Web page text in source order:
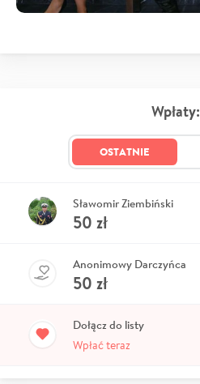
Wpłaty:
OSTATNIE
Sławomir Ziembiński
50 zł
Anonimowy Darczyńca
50 zł
Dołącz do listy
Wpłać teraz